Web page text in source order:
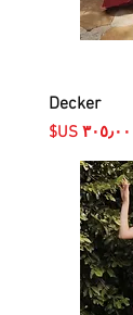
Decker
سعر البيع